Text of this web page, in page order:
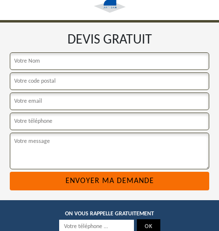
DEVIS GRATUIT
ON VOUS RAPPELLE GRATUITEMENT